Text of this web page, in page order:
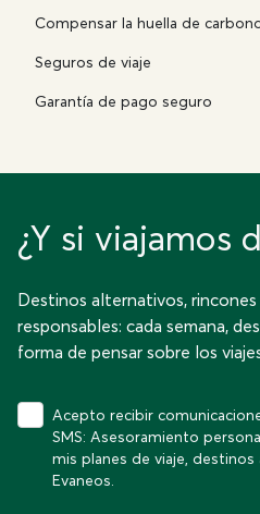
Compensar la huella de
Seguros de viaje
Garantía de pago seguro
¿Y si viajamos
Destinos alternativos,
responsables: cada semana,
forma de pensar sobre los
Acepto recibir
SMS: Asesoramiento
mis planes de viaje,
Evaneos.